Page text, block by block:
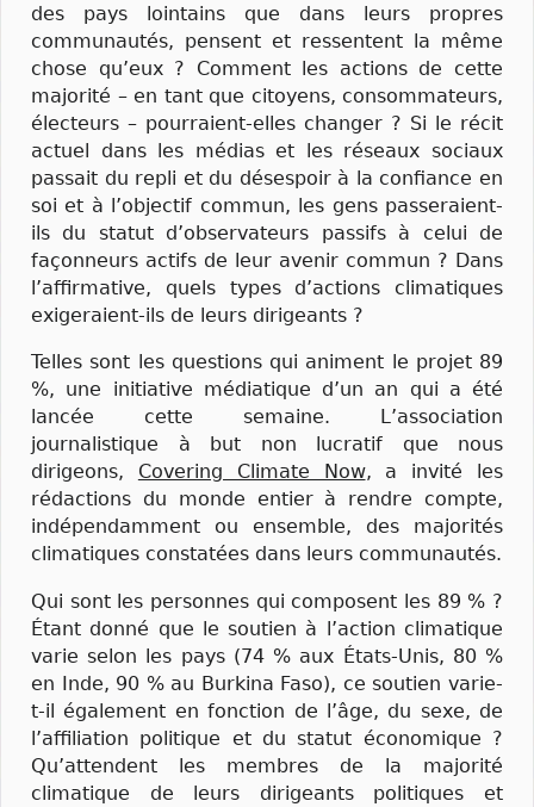
des pays lointains que dans leurs propres
communautés, pensent et ressentent la même
chose qu’eux ? Comment les actions de cette
majorité – en tant que citoyens, consommateurs,
électeurs – pourraient-elles changer ? Si le récit
actuel dans les médias et les réseaux sociaux
passait du repli et du désespoir à la confiance en
soi et à l’objectif commun, les gens passeraient-
ils du statut d’observateurs passifs à celui de
façonneurs actifs de leur avenir commun ? Dans
l’affirmative, quels types d’actions climatiques
exigeraient-ils de leurs dirigeants ?
Telles sont les questions qui animent le projet 89
%, une initiative médiatique d’un an qui a été
lancée cette semaine. L’association
journalistique à but non lucratif que nous
dirigeons, Covering Climate Now, a invité les
rédactions du monde entier à rendre compte,
indépendamment ou ensemble, des majorités
climatiques constatées dans leurs communautés.
Qui sont les personnes qui composent les 89 % ?
Étant donné que le soutien à l’action climatique
varie selon les pays (74 % aux États-Unis, 80 %
en Inde, 90 % au Burkina Faso), ce soutien varie-
t-il également en fonction de l’âge, du sexe, de
l’affiliation politique et du statut économique ?
Qu’attendent les membres de la majorité
climatique de leurs dirigeants politiques et